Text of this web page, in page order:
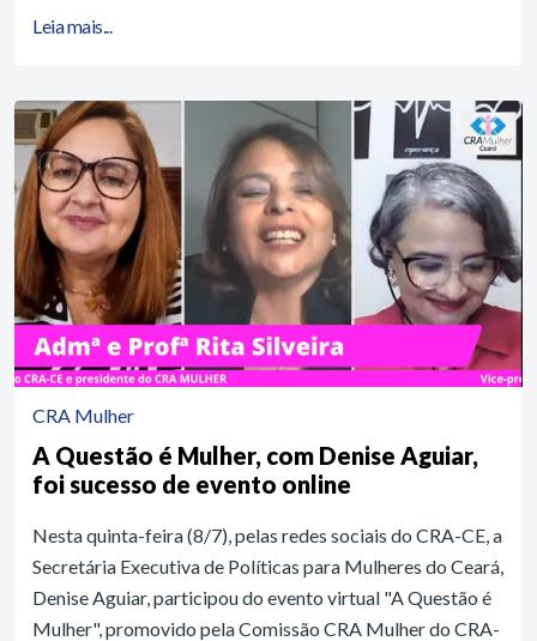
Leia mais...
CRA Mulher
A Questão é Mulher, com Denise Aguiar,
foi sucesso de evento online
Nesta quinta-feira (8/7), pelas redes sociais do CRA-CE, a
Secretária Executiva de Políticas para Mulheres do Ceará,
Denise Aguiar, participou do evento virtual "A Questão é
Mulher", promovido pela Comissão CRA Mulher do CRA-